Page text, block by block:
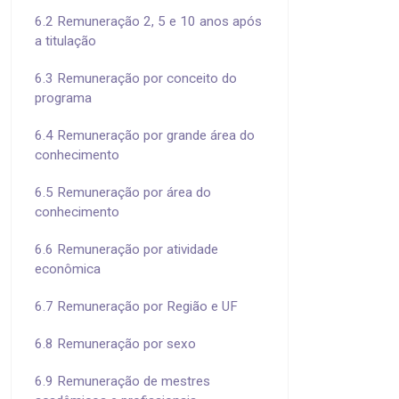
6.2 Remuneração 2, 5 e 10 anos após
a titulação
6.3 Remuneração por conceito do
programa
6.4 Remuneração por grande área do
conhecimento
6.5 Remuneração por área do
conhecimento
6.6 Remuneração por atividade
econômica
6.7 Remuneração por Região e UF
6.8 Remuneração por sexo
6.9 Remuneração de mestres